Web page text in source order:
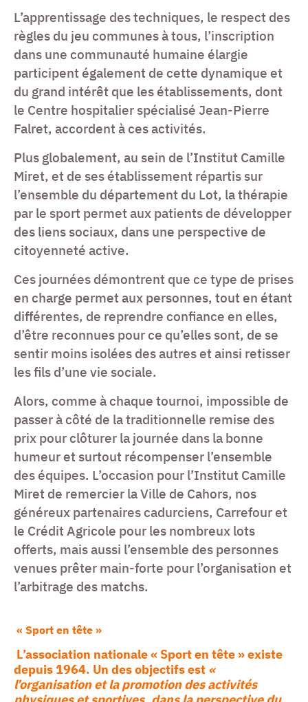
L’apprentissage des techniques, le respect des
règles du jeu communes à tous, l’inscription
dans une communauté humaine élargie
participent également de cette dynamique et
du grand intérêt que les établissements, dont
le Centre hospitalier spécialisé Jean-Pierre
Falret, accordent à ces activités.
Plus globalement, au sein de l’Institut Camille
Miret, et de ses établissement répartis sur
l’ensemble du département du Lot, la thérapie
par le sport permet aux patients de développer
des liens sociaux, dans une perspective de
citoyenneté active.
Ces journées démontrent que ce type de prises
en charge permet aux personnes, tout en étant
différentes, de reprendre confiance en elles,
d’être reconnues pour ce qu’elles sont, de se
sentir moins isolées des autres et ainsi retisser
les fils d’une vie sociale.
Alors, comme à chaque tournoi, impossible de
passer à côté de la traditionnelle remise des
prix pour clôturer la journée dans la bonne
humeur et surtout récompenser l’ensemble
des équipes. L’occasion pour l’Institut Camille
Miret de remercier la Ville de Cahors, nos
généreux partenaires cadurciens, Carrefour et
le Crédit Agricole pour les nombreux lots
offerts, mais aussi l’ensemble des personnes
venues prêter main-forte pour l’organisation et
l’arbitrage des matchs.
« Sport en tête »
L’association nationale « Sport en tête » existe
depuis 1964. Un des objectifs est «
l’organisation et la promotion des activités